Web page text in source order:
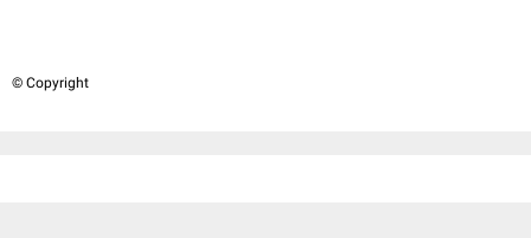
© Copyright